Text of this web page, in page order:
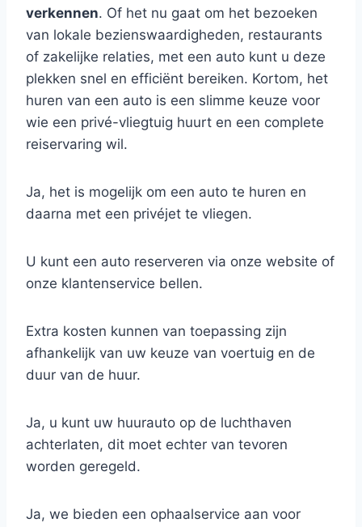
verkennen. Of het nu gaat om het bezoeken
van lokale bezienswaardigheden, restaurants
of zakelijke relaties, met een auto kunt u deze
plekken snel en efficiënt bereiken. Kortom, het
huren van een auto is een slimme keuze voor
wie een privé-vliegtuig huurt en een complete
reiservaring wil.
Ja, het is mogelijk om een auto te huren en
daarna met een privéjet te vliegen.
U kunt een auto reserveren via onze website of
onze klantenservice bellen.
Extra kosten kunnen van toepassing zijn
afhankelijk van uw keuze van voertuig en de
duur van de huur.
Ja, u kunt uw huurauto op de luchthaven
achterlaten, dit moet echter van tevoren
worden geregeld.
Ja, we bieden een ophaalservice aan voor